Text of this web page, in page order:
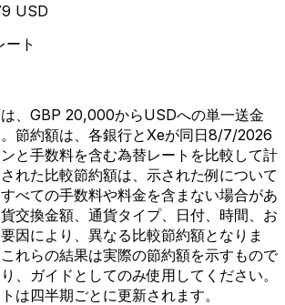
USD
ト
、GBP 20,000からUSDへの単一送金
節約額は、各銀行とXeが同日8/7/2026
と手数料を含む為替レートを比較して計
れた比較節約額は、示された例について
べての手数料や料金を含まない場合があ
交換金額、通貨タイプ、日付、時間、お
因により、異なる比較節約額となりま
れらの結果は実際の節約額を示すもので
、ガイドとしてのみ使用してください。
は四半期ごとに更新されます。